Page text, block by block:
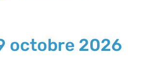
octobre 2026